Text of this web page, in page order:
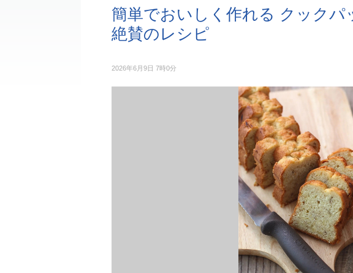
簡単でおいしく作れる クックパ
絶賛のレシピ
2026年6月9日 7時0分